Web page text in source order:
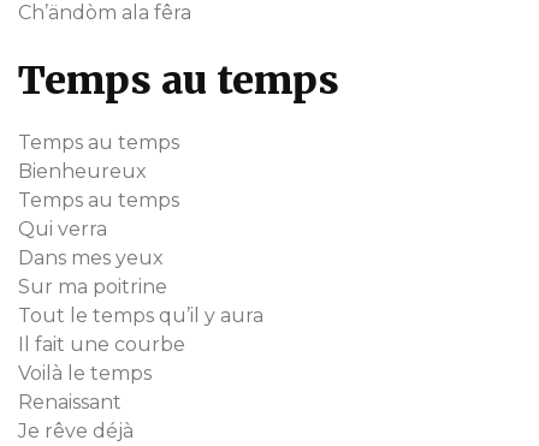
Ch’ändòm ala fêra
Temps au temps
Temps au temps
Bienheureux
Temps au temps
Qui verra
Dans mes yeux
Sur ma poitrine
Tout le temps qu’il y aura
Il fait une courbe
Voilà le temps
Renaissant
Je rêve déjà